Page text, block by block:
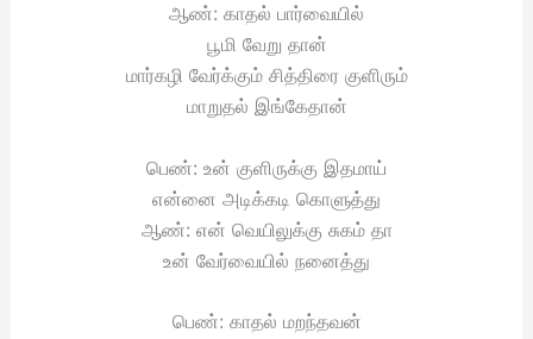
ஆண்: காதல் பார்வையில்
பூமி வேறு தான்
மார்கழி வேர்க்கும் சித்திரை குளிரும்
மாறுதல் இங்கேதான்
பெண்: உன் குளிருக்கு இதமாய்
என்னை அடிக்கடி கொளுத்து
ஆண்: என் வெயிலுக்கு சுகம் தா
உன் வேர்வையில் நனைத்து
பெண்: காதல் மறந்தவன்